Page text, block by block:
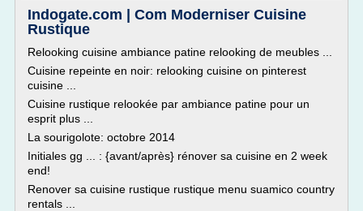
Indogate.com | Com Moderniser Cuisine
Rustique
Relooking cuisine ambiance patine relooking de meubles ...
Cuisine repeinte en noir: relooking cuisine on pinterest
cuisine ...
Cuisine rustique relookée par ambiance patine pour un
esprit plus ...
La sourigolote: octobre 2014
Initiales gg ... : {avant/après} rénover sa cuisine en 2 week
end!
Renover sa cuisine rustique rustique menu suamico country
rentals ...